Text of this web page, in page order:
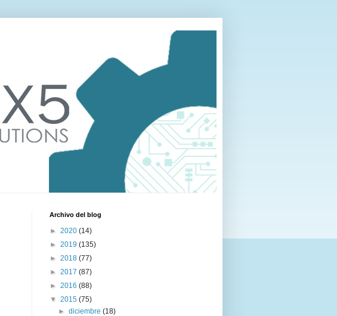
Archivo del blog
► 2020 (14)
► 2019 (135)
► 2018 (77)
► 2017 (87)
► 2016 (88)
▼ 2015 (75)
►diciembre(18)